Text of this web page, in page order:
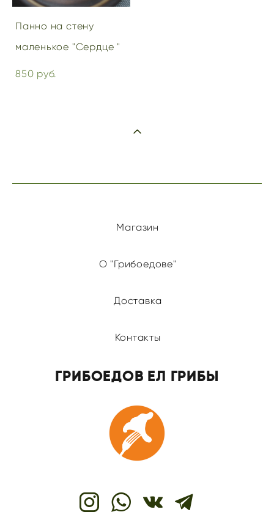
Панно на стену
маленькое "Сердце "
850 pуб.
Магазин
О "Грибоедове"
Доставка
Контакты
ГРИБОЕДОВ ЕЛ ГРИБЫ